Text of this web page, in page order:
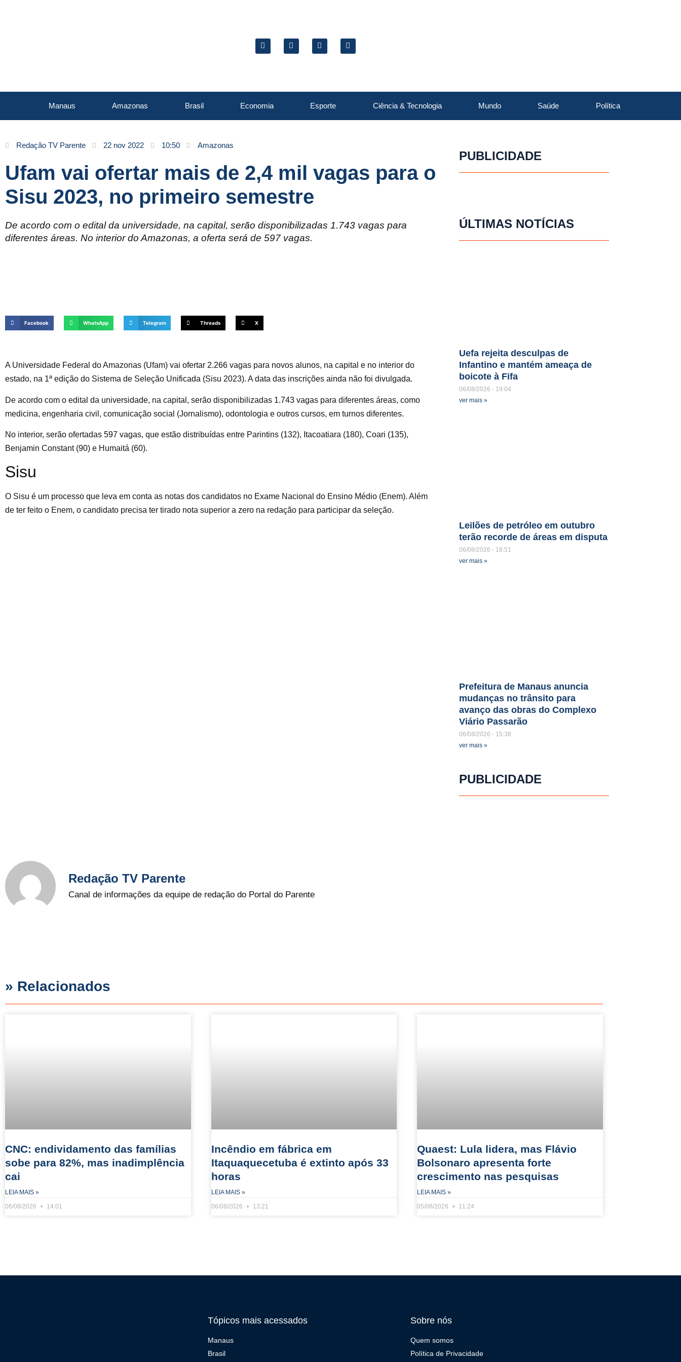
Manaus Amazonas Brasil Economia Esporte Ciência & Tecnologia Mundo Saúde Política
Redação TV Parente 22 nov 2022 10:50 Amazonas
Ufam vai ofertar mais de 2,4 mil vagas para o
Sisu 2023, no primeiro semestre
De acordo com o edital da universidade, na capital, serão disponibilizadas 1.743 vagas para
diferentes áreas. No interior do Amazonas, a oferta será de 597 vagas.
Facebook WhatsApp Telegram Threads X
A Universidade Federal do Amazonas (Ufam) vai ofertar 2.266 vagas para novos alunos, na capital e no interior do
estado, na 1ª edição do Sistema de Seleção Unificada (Sisu 2023). A data das inscrições ainda não foi divulgada.
De acordo com o edital da universidade, na capital, serão disponibilizadas 1.743 vagas para diferentes áreas, como
medicina, engenharia civil, comunicação social (Jornalismo), odontologia e outros cursos, em turnos diferentes.
No interior, serão ofertadas 597 vagas, que estão distribuídas entre Parintins (132), Itacoatiara (180), Coari (135),
Benjamin Constant (90) e Humaitá (60).
Sisu
O Sisu é um processo que leva em conta as notas dos candidatos no Exame Nacional do Ensino Médio (Enem). Além
de ter feito o Enem, o candidato precisa ter tirado nota superior a zero na redação para participar da seleção.
PUBLICIDADE
ÚLTIMAS NOTÍCIAS
Uefa rejeita desculpas de
Infantino e mantém ameaça de
boicote à Fifa
06/08/2026 19:04
ver mais »
Leilões de petróleo em outubro
terão recorde de áreas em disputa
06/08/2026 18:51
ver mais »
Prefeitura de Manaus anuncia
mudanças no trânsito para
avanço das obras do Complexo
Viário Passarão
06/08/2026 15:38
ver mais »
PUBLICIDADE
Redação TV Parente
Canal de informações da equipe de redação do Portal do Parente
» Relacionados
CNC: endividamento das famílias
sobe para 82%, mas inadimplência
cai
LEIA MAIS »
06/08/2026
14:01
Incêndio em fábrica em
Itaquaquecetuba é extinto após 33
horas
LEIA MAIS »
06/08/2026
13:21
Quaest: Lula lidera, mas Flávio
Bolsonaro apresenta forte
crescimento nas pesquisas
LEIA MAIS »
05/08/2026
11:24
Tópicos mais acessados
Manaus
Brasil
Sobre nós
Quem somos
Política de Privacidade